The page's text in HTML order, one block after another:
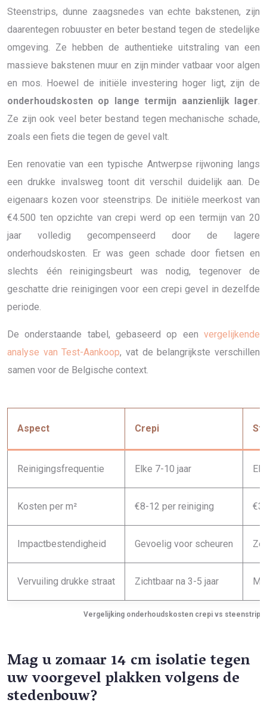
Steenstrips, dunne zaagsnedes van echte bakstenen, zijn
daarentegen robuuster en beter bestand tegen de stedelijke
omgeving. Ze hebben de authentieke uitstraling van een
massieve bakstenen muur en zijn minder vatbaar voor algen
en mos. Hoewel de initiële investering hoger ligt, zijn de
onderhoudskosten op lange termijn aanzienlijk lager.
Ze zijn ook veel beter bestand tegen mechanische schade,
zoals een fiets die tegen de gevel valt.
Een renovatie van een typische Antwerpse rijwoning langs
een drukke invalsweg toont dit verschil duidelijk aan. De
eigenaars kozen voor steenstrips. De initiële meerkost van
€4.500 ten opzichte van crepi werd op een termijn van 20
jaar volledig gecompenseerd door de lagere
onderhoudskosten. Er was geen schade door fietsen en
slechts één reinigingsbeurt was nodig, tegenover de
geschatte drie reinigingen voor een crepi gevel in dezelfde
periode.
De onderstaande tabel, gebaseerd op een vergelijkende
analyse van Test-Aankoop, vat de belangrijkste verschillen
samen voor de Belgische context.
Vergelijking onderhoudskosten crepi vs steenstrips
Aspect Crepi
Reinigingsfrequentie Elke 7-10 jaar
Kosten per m² €8-12 per reiniging
Impactbestendigheid Gevoelig voor scheuren
Vervuiling drukke straat Zichtbaar na 3-5 jaar
Mag u zomaar 14 cm isolatie tegen
uw voorgevel plakken volgens de
stedenbouw?